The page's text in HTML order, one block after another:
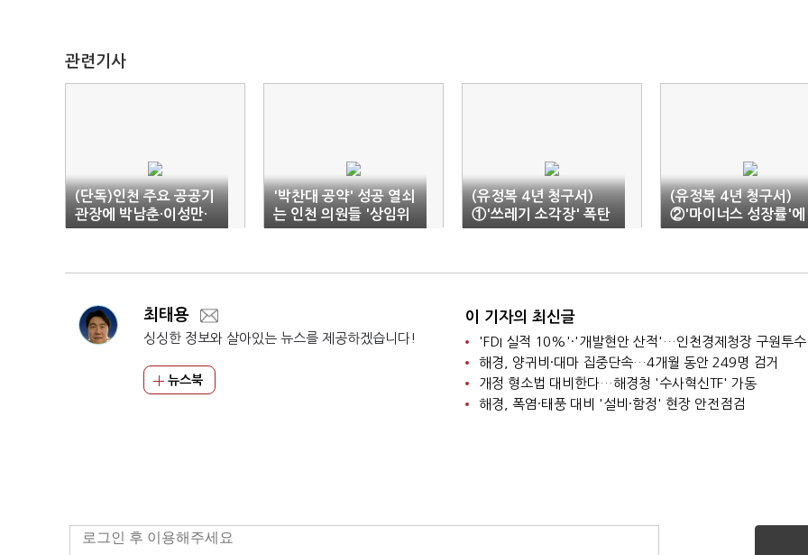
관련기사
(단독)인천 주요 공공기
관장에 박남춘·이성만·
윤관석·고남석 등 물망
'박찬대 공약' 성공 열쇠
는 인천 의원들 '상임위
고차방정식'
(유정복 4년 청구서)
①'쓰레기 소각장' 폭탄
돌리다 자초한 150억
(유정복 4년 청구서)
②'마이너스 성장률'에
지방채만 2조…공기업
최태용
싱싱한 정보와 살아있는 뉴스를 제공하겠습니다!
뉴스북
이 기자의 최신글
'FDI 실적 10%'·'개발현안 산적'…인천경제청장 구원투수
해경, 양귀비·대마 집중단속…4개월 동안 249명 검거
개정 형소법 대비한다…해경청 '수사혁신TF' 가동
해경, 폭염·태풍 대비 '설비·함정' 현장 안전점검